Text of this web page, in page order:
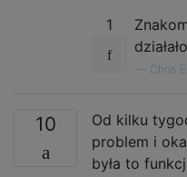
1
Chris
10
Od kilku
problem i
była to